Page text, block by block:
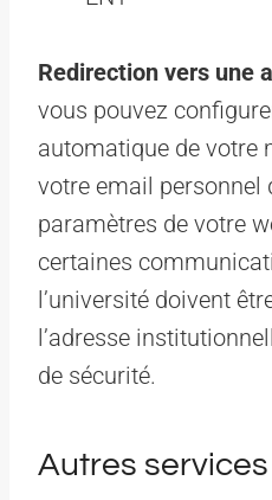
Redirection vers une
vous pouvez
automatique de votre
votre email personnel
paramètres de votre
certaines
l’université doivent
l’adresse
de sécurité.
Autres